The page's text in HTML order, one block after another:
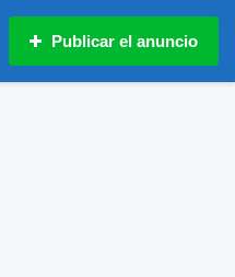
Publicar el anuncio